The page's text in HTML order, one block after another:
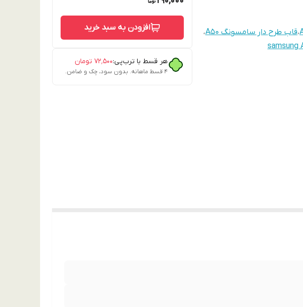
،قاب طرح دار سامسونگ A50
،
افزودن به سبد خرید
هر قسط با ترب‌پی:۷۲٬۵۰۰ تومان
۴ قسط ماهانه. بدون سود، چک و ضامن.